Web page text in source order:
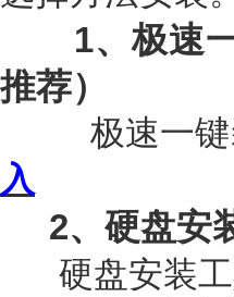
1、极速
推荐）
极速一
入
2、硬盘安
硬盘安装